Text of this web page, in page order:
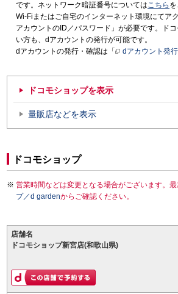
です。ネットワーク暗証番号についてはこちら
Wi-Fiまたはご自宅のインターネット環境にてア
アカウントのID／パスワード」が必要です。ド
い方も、dアカウントの発行が可能です。
dアカウントの発行・確認は「
dアカウント発行
ドコモショップを表示
量販店などを表示
ドコモショップ
営業時間などは変更となる場合がございます。
プ／d gardenからご確認ください。
店舗名
ドコモショップ新宮店(和歌山県)